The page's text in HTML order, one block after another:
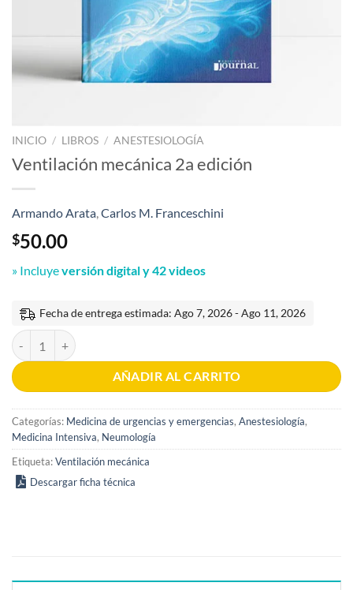
INICIO / LIBROS / ANESTESIOLOGÍA
Ventilación mecánica 2a edición
Armando Arata,Carlos M. Franceschini
$50.00
» Incluyeversióndigital y 42 videos
Fecha de entrega estimada: Ago 7, 2026 - Ago 11, 2026
Ventilación mecánica 2a edición cantidad
AÑADIR AL CARRITO
Categorías: Medicina de urgencias y emergencias, Anestesiología,
Medicina Intensiva, Neumología
Etiqueta:Ventilación mecánica
Descargar ficha técnica